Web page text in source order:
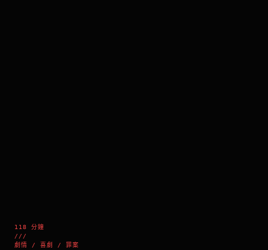
118 分鐘
///
劇情 / 喜劇 / 罪案